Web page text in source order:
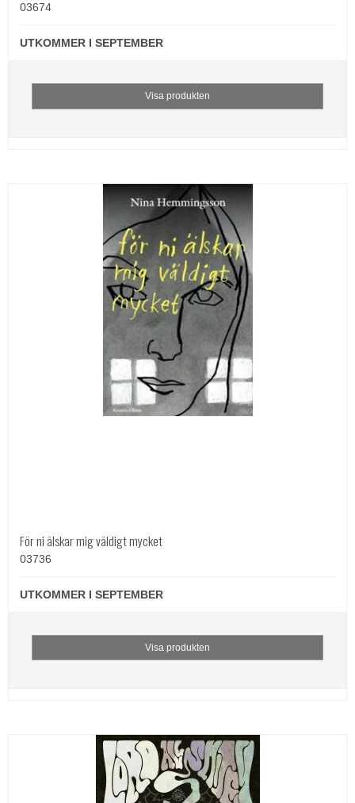
03674
UTKOMMER I SEPTEMBER
Visa produkten
För ni älskar mig väldigt mycket
03736
UTKOMMER I SEPTEMBER
Visa produkten